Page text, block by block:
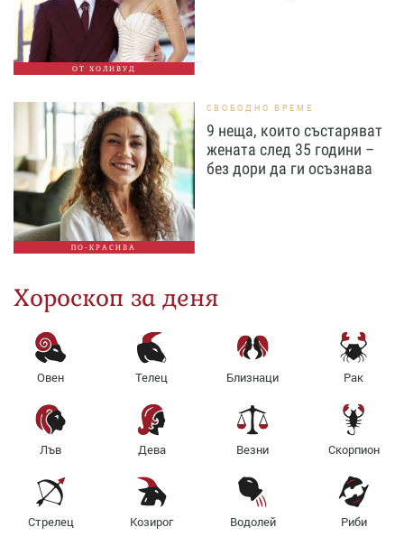
ОТ ХОЛИВУД
ПО-КРАСИВА
СВОБОДНО ВРЕМЕ
9 неща, които състаряват
жената след 35 години –
без дори да ги осъзнава
Хороскоп за деня
Овен Телец Близнаци Рак
Лъв Дева Везни Скорпион
Стрелец Козирог Водолей Риби